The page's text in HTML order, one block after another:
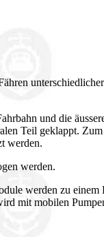
und die
Teil geklappt.
werden.
werden.
werden zu einem
mit mobilen